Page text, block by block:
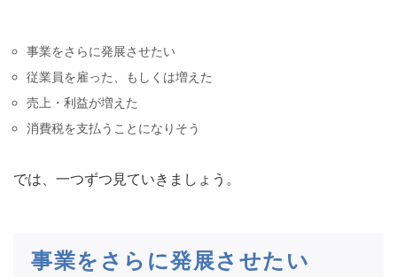
事業をさらに発展させたい
従業員を雇った、もしくは増えた
売上・利益が増えた
消費税を支払うことになりそう
では、一つずつ見ていきましょう。
事業をさらに発展させたい